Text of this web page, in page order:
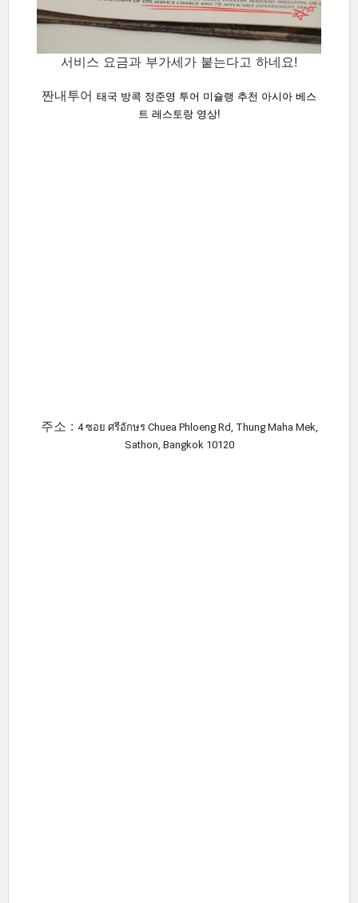
서비스 요금과 부가세가 붙는다고 하네요!
짠내투어 태국 방콕 정준영 투어 미슐랭 추천 아시아 베스
트 레스토랑 영상!
주소 : 4 ซอย ศรีอักษร Chuea Phloeng Rd, Thung Maha Mek,
Sathon, Bangkok 10120